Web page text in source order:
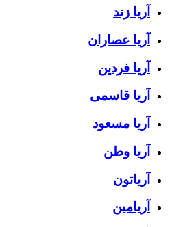
آریا زند
آریا عصاران
آریا فردین
آریا قاسمی
آریا مسعود
آریا وطن
آریاتون
آریامین